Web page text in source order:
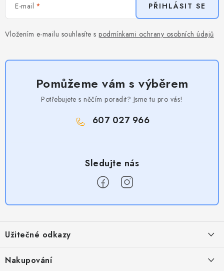
E-mail
Vložením e-mailu souhlasíte s podmínkami ochrany osobních údajů
PŘIHLÁSIT SE
Pomůžeme vám s výběrem
Potřebujete s něčím poradit? Jsme tu pro vás!
607 027 966
p
a
Užitečné odkazy
Nakupování